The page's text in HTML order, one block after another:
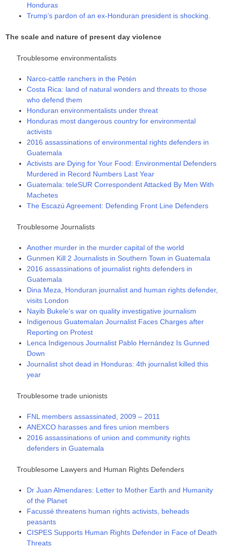
Honduras
Trump’s pardon of an ex-Honduran president is shocking.
The scale and nature of present day violence
Troublesome environmentalists
Narco-cattle ranchers in the Petén
Costa Rica: land of natural wonders and threats to those
who defend them
Honduran environmentalists under threat
Honduras most dangerous country for environmental
activists
2016 assassinations of environmental rights defenders in
Guatemala
Activists are Dying for Your Food: Environmental Defenders
Murdered in Record Numbers Last Year
Guatemala: teleSUR Correspondent Attacked By Men With
Machetes
The Escazú Agreement: Defending Front Line Defenders
Troublesome Journalists
Another murder in the murder capital of the world
Gunmen Kill 2 Journalists in Southern Town in Guatemala
2016 assassinations of journalist rights defenders in
Guatemala
Dina Meza, Honduran journalist and human rights defender,
visits London
Nayib Bukele’s war on quality investigative journalism
Indigenous Guatemalan Journalist Faces Charges after
Reporting on Protest
Lenca Indigenous Journalist Pablo Hernández Is Gunned
Down
Journalist shot dead in Honduras: 4th journalist killed this
year
Troublesome trade unionists
FNL members assassinated, 2009 – 2011
ANEXCO harasses and fires union members
2016 assassinations of union and community rights
defenders in Guatemala
Troublesome Lawyers and Human Rights Defenders
Dr Juan Almendares: Letter to Mother Earth and Humanity
of the Planet
Facussé threatens human rights activists, beheads
peasants
CISPES Supports Human Rights Defender in Face of Death
Threats